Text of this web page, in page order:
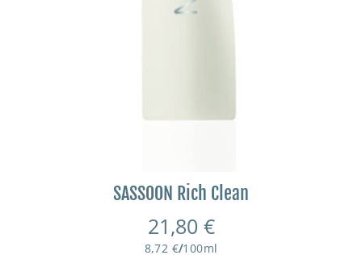
SASSOON Rich Clean
21,80 €
8,72 €/100ml